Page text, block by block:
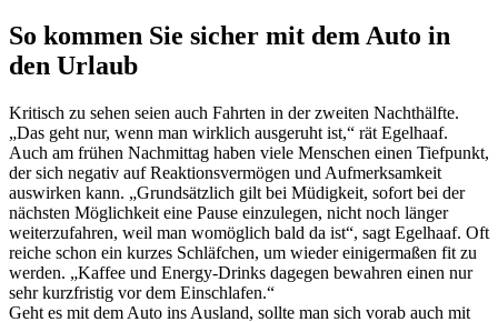
So kommen Sie sicher mit dem Auto in
den Urlaub
Kritisch zu sehen seien auch Fahrten in der zweiten Nachthälfte.
„Das geht nur, wenn man wirklich ausgeruht ist,“ rät Egelhaaf.
Auch am frühen Nachmittag haben viele Menschen einen Tiefpunkt,
der sich negativ auf Reaktionsvermögen und Aufmerksamkeit
auswirken kann. „Grundsätzlich gilt bei Müdigkeit, sofort bei der
nächsten Möglichkeit eine Pause einzulegen, nicht noch länger
weiterzufahren, weil man womöglich bald da ist“, sagt Egelhaaf. Oft
reiche schon ein kurzes Schläfchen, um wieder einigermaßen fit zu
werden. „Kaffee und Energy-Drinks dagegen bewahren einen nur
sehr kurzfristig vor dem Einschlafen.“
Geht es mit dem Auto ins Ausland, sollte man sich vorab auch mit